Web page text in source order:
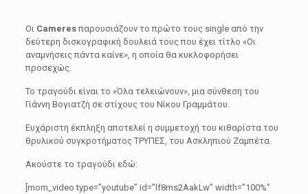
Οι Cameresπαρουσιάζουν το πρώτο τους single από την
δεύτερη δισκογραφική δουλειά τους που έχει τίτλο «Οι
αναμνήσεις πάντα καίνε», η οποία θα κυκλοφορήσει
προσεχώς.
Το τραγούδι είναι το «Όλα τελειώνουν», μια σύνθεση του
Γιάννη Βογιατζή σε στίχους του Νίκου Γραμμάτου.
Ευχάριστη έκπληξη αποτελεί η συμμετοχή του κιθαρίστα του
θρυλικού συγκροτήματος ΤΡΥΠΕΣ, του Ασκληπιού Ζαμπέτα.
Ακούστε το τραγούδι εδώ:
[mom_video type=”youtube” id=”lf8ms2AakLw” width=”100%”